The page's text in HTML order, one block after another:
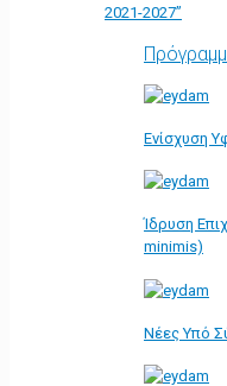
2021-2027”
Ενίσχυση
Ίδρυση
minimis)
Νέες Υπό